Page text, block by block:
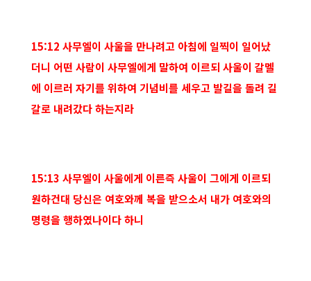
15:12 사무엘이 사울을 만나려고 아침에 일찍이 일어났
더니 어떤 사람이 사무엘에게 말하여 이르되 사울이 갈멜
에 이르러 자기를 위하여 기념비를 세우고 발길을 돌려 길
갈로 내려갔다 하는지라
15:13 사무엘이 사울에게 이른즉 사울이 그에게 이르되
원하건대 당신은 여호와께 복을 받으소서 내가 여호와의
명령을 행하였나이다 하니